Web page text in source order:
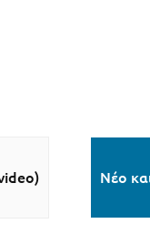
Νέο